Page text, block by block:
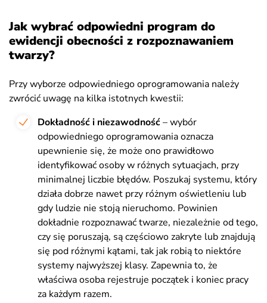
Jak wybrać odpowiedni program do
ewidencji obecności z rozpoznawaniem
twarzy?
Przy wyborze odpowiedniego oprogramowania należy
zwrócić uwagę na kilka istotnych kwestii:
Dokładność i niezawodność– wybór
odpowiedniego oprogramowania oznacza
upewnienie się, że może ono prawidłowo
identyfikować osoby w różnych sytuacjach, przy
minimalnej liczbie błędów. Poszukaj systemu, który
działa dobrze nawet przy różnym oświetleniu lub
gdy ludzie nie stoją nieruchomo. Powinien
dokładnie rozpoznawać twarze, niezależnie od tego,
czy się poruszają, są częściowo zakryte lub znajdują
się pod różnymi kątami, tak jak robią to niektóre
systemy najwyższej klasy. Zapewnia to, że
właściwa osoba rejestruje początek i koniec pracy
za każdym razem.